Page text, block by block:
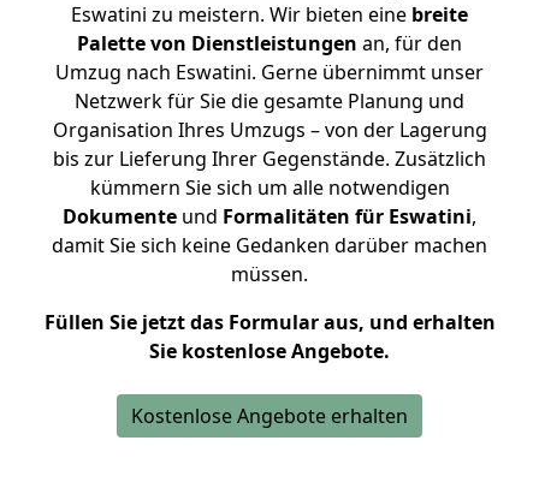
Eswatini zu meistern. Wir bieten eine breite
Palette von Dienstleistungen an, für den
Umzug nach Eswatini. Gerne übernimmt unser
Netzwerk für Sie die gesamte Planung und
Organisation Ihres Umzugs – von der Lagerung
bis zur Lieferung Ihrer Gegenstände. Zusätzlich
kümmern Sie sich um alle notwendigen
Dokumente und Formalitäten für Eswatini,
damit Sie sich keine Gedanken darüber machen
müssen.
Füllen Sie jetzt das Formular aus, und erhalten
Sie kostenlose Angebote.
Kostenlose Angebote erhalten